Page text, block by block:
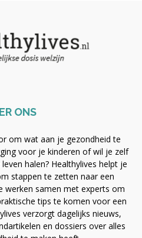
ONS
om wat aan je gezondheid te
voor je kinderen of wil je zelf
halen? Healthylives helpt je
stappen te zetten naar een
werken samen met experts om
tips te komen voor een
verzorgt dagelijks nieuws,
en dossiers over alles